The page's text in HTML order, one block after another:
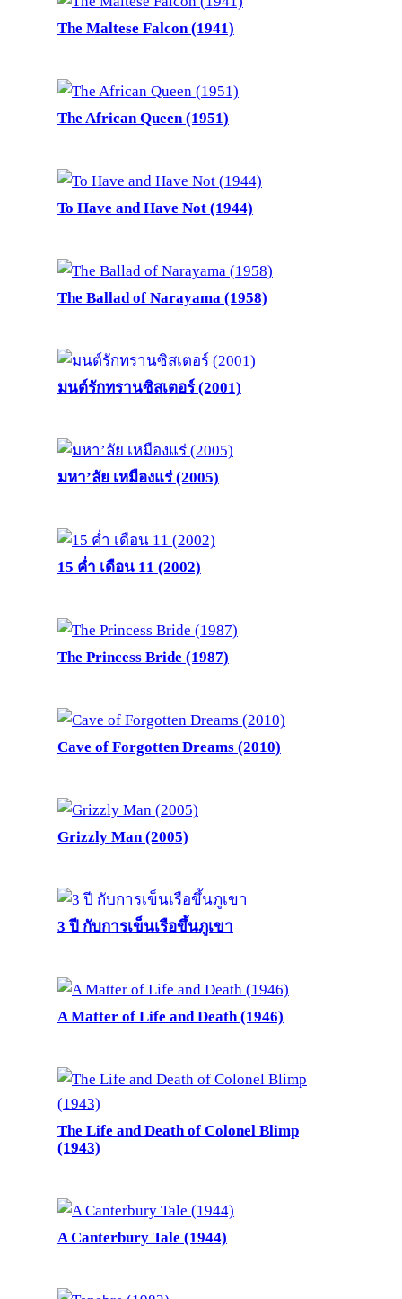
The Maltese Falcon (1941)
The African Queen (1951)
To Have and Have Not (1944)
The Ballad of Narayama (1958)
มนต์รักทรานซิสเตอร์ (2001)
มหา’ลัย เหมืองแร่ (2005)
15 ค่ำ เดือน 11 (2002)
The Princess Bride (1987)
Cave of Forgotten Dreams (2010)
Grizzly Man (2005)
3 ปี กับการเข็นเรือขึ้นภูเขา
A Matter of Life and Death (1946)
The Life and Death of Colonel Blimp
(1943)
A Canterbury Tale (1944)